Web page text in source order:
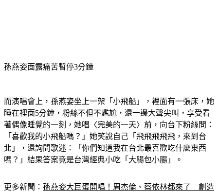
孫燕姿面露痛苦暫停3分鐘
而演唱會上，孫燕姿坐上一架「小飛船」，裡面有一張床，她
睡在裡面5分鐘，粉絲不但不尷尬，還一邊大聲尖叫，享受看
著偶像睡覺的一刻，她唱〈完美的一天〉前，向台下粉絲問：
「喜歡我的小飛船嗎？」她笑說自己「飛飛飛飛飛，來到台
北」，還詢問歌迷：「你們知道我在台北最喜歡吃什麼東西
嗎？」結果答案竟是台灣經典小吃「大腸包小腸」。
更多新聞： 孫燕姿大巨蛋開唱！周杰倫、蔡依林都來了　創造